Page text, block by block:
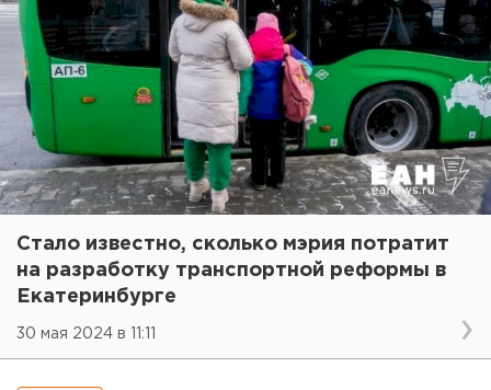
Стало известно, сколько мэрия потратит
на разработку транспортной реформы в
Екатеринбурге
30 мая 2024 в 11:11